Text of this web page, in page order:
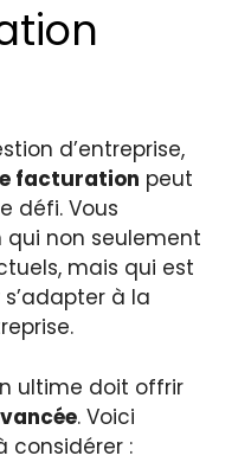
d’entreprise,
facturation peut
défi. Vous
qui non seulement
mais qui est
à la
ultime doit offrir
. Voici
considérer :